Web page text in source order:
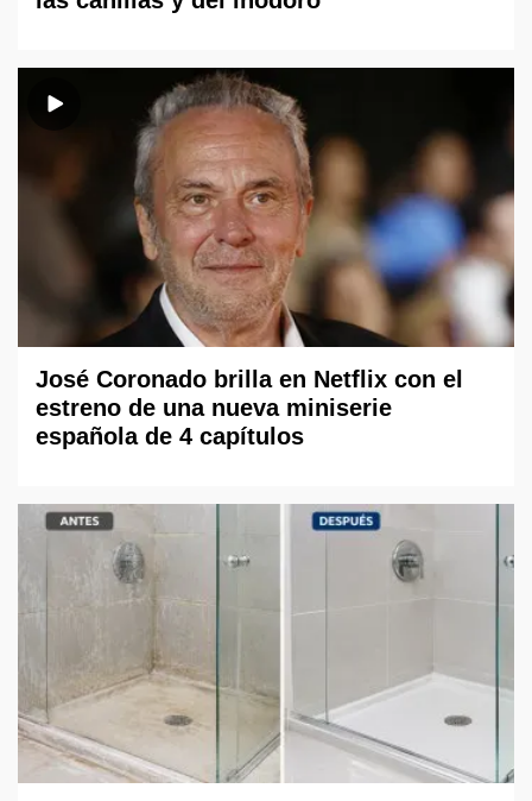
José Coronado brilla en Netflix con el
estreno de una nueva miniserie
española de 4 capítulos